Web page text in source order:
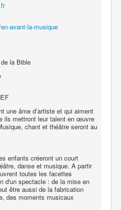
avant-la-musique
la Bible
une âme d’artiste et qui aiment
ils mettront leur talent en œuvre
chant et théâtre seront au
enfants créeront un court
danse et musique. A partir
toutes les facettes
d'un spectacle : de la mise en
être aussi de la fabrication
des moments musicaux